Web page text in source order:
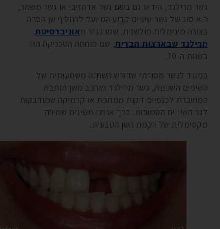
גשר מרילנד, הידוע גם בשם גשר אדהזיבי או גשר משמר,
הוא סוג של גשר שיניים קבוע המיועד להחליף שן חסרה
בצורה מינימלית פולשנית. שמו נגזר מ אוניברסיטת
מרילנד שבארצות הברית, שם פותחה הטכניקה הזו
בשנות ה-70.
בניגוד לגשר מסורתי שדורש השחזה משמעותית של
השיניים השכנות, גשר מרילנד מורכב משן תותבת
המחוברת לכנפיים דקות ממתכת או קרמיקה שמודבקות
לגב השיניים הסמוכות. בכך אנחנו משיגים שמירה
מקסימלית של רקמת השן הטבעית.